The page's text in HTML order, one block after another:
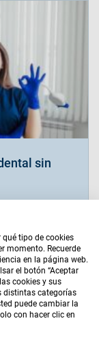
sin
de Cookies |
| Mapa Web
qué tipo de cookies
momento. Recuerde
en la página web.
el botón “Aceptar
cookies y sus
distintas categorías
puede cambiar la
con hacer clic en